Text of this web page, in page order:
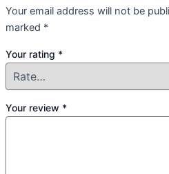
Your email address will not be
marked *
Your rating *
Your review *